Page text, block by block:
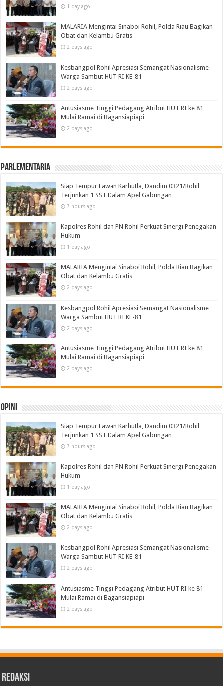
1 day ago
MALARIA Mengintai Sinaboi Rohil, Polda Riau Bagikan
Obat dan Kelambu Gratis
2 days ago
Kesbangpol Rohil Apresiasi Semangat Nasionalisme
Warga Sambut HUT RI KE-81
2 days ago
Antusiasme Tinggi Pedagang Atribut HUT RI ke 81
Mulai Ramai di Bagansiapiapi
2 days ago
Parlementaria
Siap Tempur Lawan Karhutla, Dandim 0321/Rohil
Terjunkan 1 SST Dalam Apel Gabungan
7 hours ago
Kapolres Rohil dan PN Rohil Perkuat Sinergi Penegakan
Hukum
1 day ago
MALARIA Mengintai Sinaboi Rohil, Polda Riau Bagikan
Obat dan Kelambu Gratis
2 days ago
Kesbangpol Rohil Apresiasi Semangat Nasionalisme
Warga Sambut HUT RI KE-81
2 days ago
Antusiasme Tinggi Pedagang Atribut HUT RI ke 81
Mulai Ramai di Bagansiapiapi
2 days ago
Opini
Siap Tempur Lawan Karhutla, Dandim 0321/Rohil
Terjunkan 1 SST Dalam Apel Gabungan
7 hours ago
Kapolres Rohil dan PN Rohil Perkuat Sinergi Penegakan
Hukum
1 day ago
MALARIA Mengintai Sinaboi Rohil, Polda Riau Bagikan
Obat dan Kelambu Gratis
2 days ago
Kesbangpol Rohil Apresiasi Semangat Nasionalisme
Warga Sambut HUT RI KE-81
2 days ago
Antusiasme Tinggi Pedagang Atribut HUT RI ke 81
Mulai Ramai di Bagansiapiapi
2 days ago
Redaksi